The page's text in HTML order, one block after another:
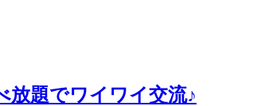
放題でワイワイ交流♪